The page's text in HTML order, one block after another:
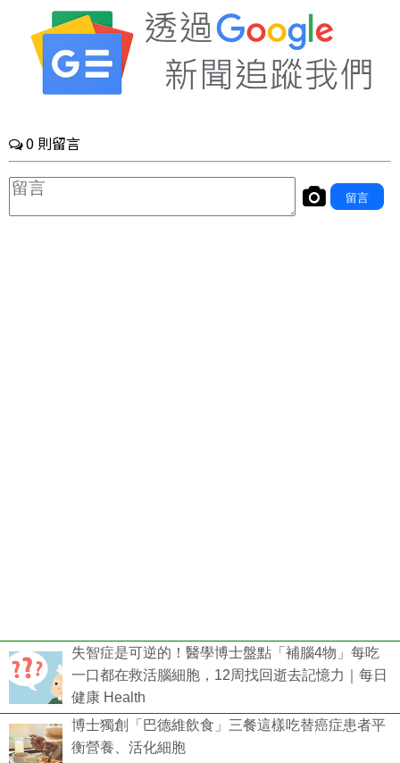
失智症是可逆的！醫學博士盤點「補腦4物」每吃
一口都在救活腦細胞，12周找回逝去記憶力｜每日
健康 Health
博士獨創「巴德維飲食」三餐這樣吃替癌症患者平
衡營養、活化細胞